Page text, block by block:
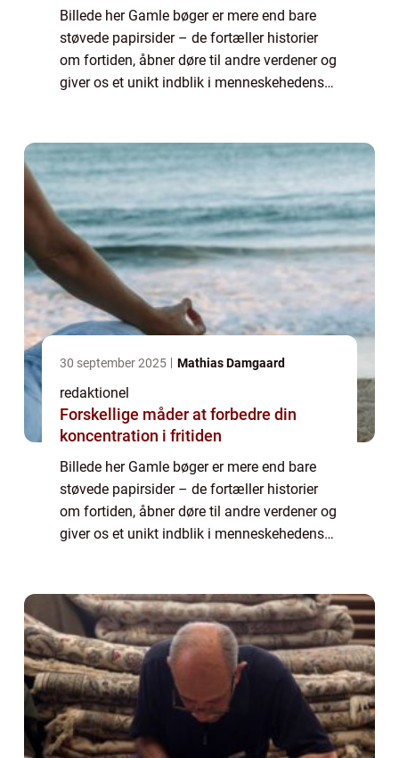
Billede her Gamle bøger er mere end bare
støvede papirsider – de fortæller historier
om fortiden, åbner døre til andre verdener og
giver os et unikt indblik i menneskehedens
30 september 2025 Mathias Damgaard
redaktionel
Forskellige måder at forbedre din
koncentration i fritiden
Billede her Gamle bøger er mere end bare
støvede papirsider – de fortæller historier
om fortiden, åbner døre til andre verdener og
giver os et unikt indblik i menneskehedens